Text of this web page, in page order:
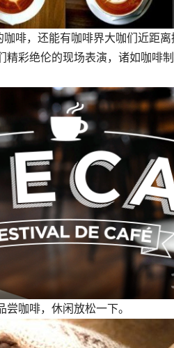
啡，还能有咖啡界大咖们近距
彩绝伦的现场表演，诸如咖啡
咖啡，休闲放松一下。